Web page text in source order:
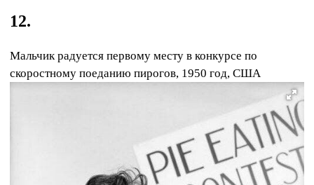
12.
Мальчик радуется первому месту в конкурсе по
скоростному поеданию пирогов, 1950 год, США